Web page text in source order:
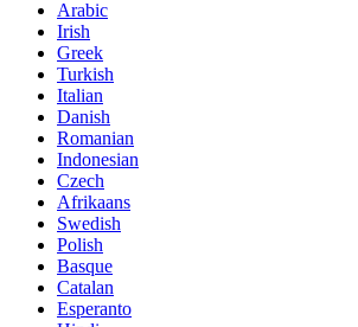
Arabic
Irish
Greek
Turkish
Italian
Danish
Romanian
Indonesian
Czech
Afrikaans
Swedish
Polish
Basque
Catalan
Esperanto